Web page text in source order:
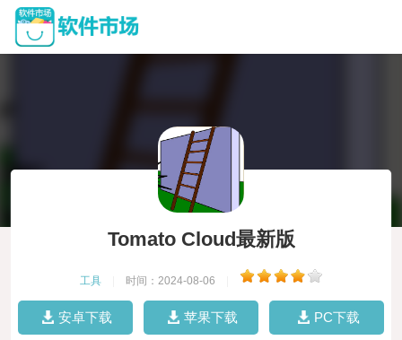
Tomato Cloud最新版
工具 时间：2024-08-06
安卓下载 苹果下载 PC下载